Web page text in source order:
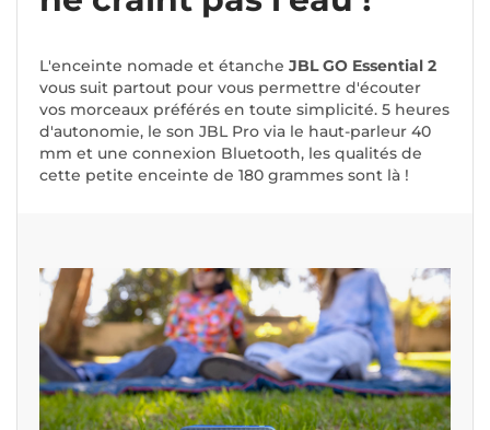
L'enceinte nomade et étanche JBL GO Essential 2
vous suit partout pour vous permettre d'écouter
vos morceaux préférés en toute simplicité. 5 heures
d'autonomie, le son JBL Pro via le haut-parleur 40
mm et une connexion Bluetooth, les qualités de
cette petite enceinte de 180 grammes sont là !